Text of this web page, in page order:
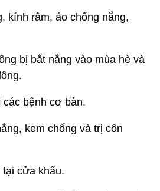
kính râm, áo chống nắng,
bị bắt nắng vào mùa hè và
các bệnh cơ bản.
kem chống và trị côn
tại cửa khẩu.